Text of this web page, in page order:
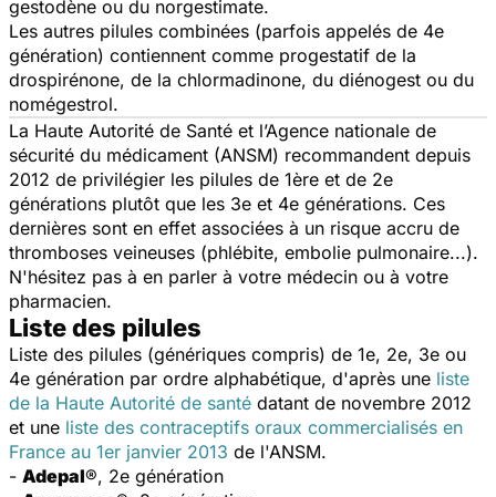
gestodène ou du norgestimate.
Les autres pilules combinées (parfois appelés de 4e
génération) contiennent comme progestatif de la
drospirénone, de la chlormadinone, du diénogest ou du
nomégestrol.
La Haute Autorité de Santé et l’Agence nationale de
sécurité du médicament (ANSM) recommandent depuis
2012 de privilégier les pilules de 1ère et de 2e
générations plutôt que les 3e et 4e générations. Ces
dernières sont en effet associées à un risque accru de
thromboses veineuses (phlébite, embolie pulmonaire...).
N'hésitez pas à en parler à votre médecin ou à votre
pharmacien.
Liste des pilules
Liste des pilules (génériques compris) de 1e, 2e, 3e ou
4e génération par ordre alphabétique, d'après une liste
de la Haute Autorité de santé datant de novembre 2012
et une liste des contraceptifs oraux commercialisés en
France au 1er janvier 2013 de l'ANSM.
- Adepal®, 2e génération